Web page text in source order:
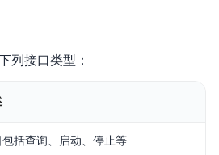
列接口类型：
包括查询、启动、停止等